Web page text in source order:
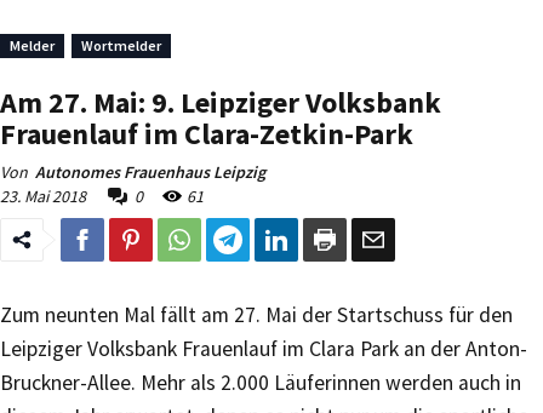
Melder Wortmelder
Am 27. Mai: 9. Leipziger Volksbank
Frauenlauf im Clara-Zetkin-Park
Von Autonomes Frauenhaus Leipzig
23. Mai 2018
0 61
Zum neunten Mal fällt am 27. Mai der Startschuss für den
Leipziger Volksbank Frauenlauf im Clara Park an der Anton-
Bruckner-Allee. Mehr als 2.000 Läuferinnen werden auch in